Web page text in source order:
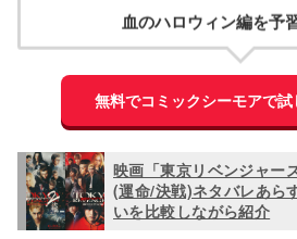
血のハロウィン編を予
無料でコミックシーモアで
映画「東京リベンジャー
(運命/決戦)ネタバレあら
いを比較しながら紹介